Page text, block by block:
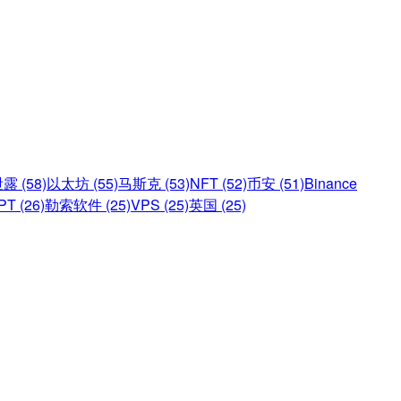
(58)以太坊 (55)马斯克 (53)NFT (52)币安 (51)Binance
(26)勒索软件 (25)VPS (25)英国 (25)